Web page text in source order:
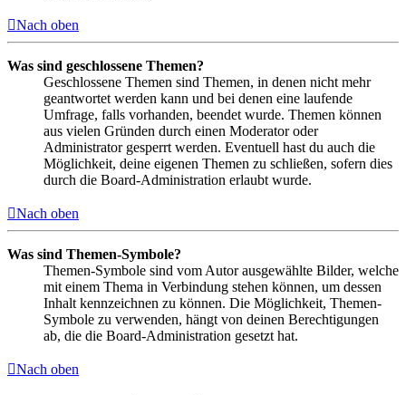
Nach oben
Was sind geschlossene Themen?
Geschlossene Themen sind Themen, in denen nicht mehr
geantwortet werden kann und bei denen eine laufende
Umfrage, falls vorhanden, beendet wurde. Themen können
aus vielen Gründen durch einen Moderator oder
Administrator gesperrt werden. Eventuell hast du auch die
Möglichkeit, deine eigenen Themen zu schließen, sofern dies
durch die Board-Administration erlaubt wurde.
Nach oben
Was sind Themen-Symbole?
Themen-Symbole sind vom Autor ausgewählte Bilder, welche
mit einem Thema in Verbindung stehen können, um dessen
Inhalt kennzeichnen zu können. Die Möglichkeit, Themen-
Symbole zu verwenden, hängt von deinen Berechtigungen
ab, die die Board-Administration gesetzt hat.
Nach oben